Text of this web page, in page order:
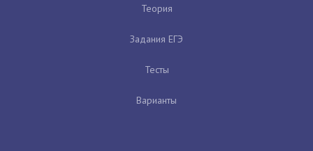
Теория
Задания ЕГЭ
Тесты
Варианты